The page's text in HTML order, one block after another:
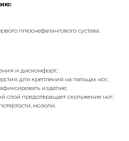
плюснефалангового сустава.
и дискомфорт;
для крепления на пальцах ног,
изделие;
слой предотвращает скольжение ног;
мозоли.